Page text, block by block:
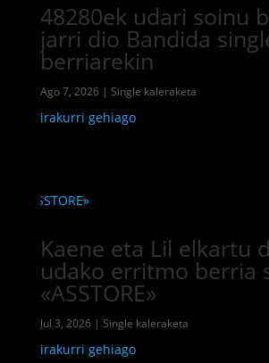
48280ek udari soinu
jarri dio Bandida
berriarekin
Ago 7, 2026 | Single kaleraketa
irakurri gehiago
Kaene eta Lil elkartu
udako erritmo berria
«ASSTORE»
Jul 3, 2026 | Single kaleraketa
irakurri gehiago